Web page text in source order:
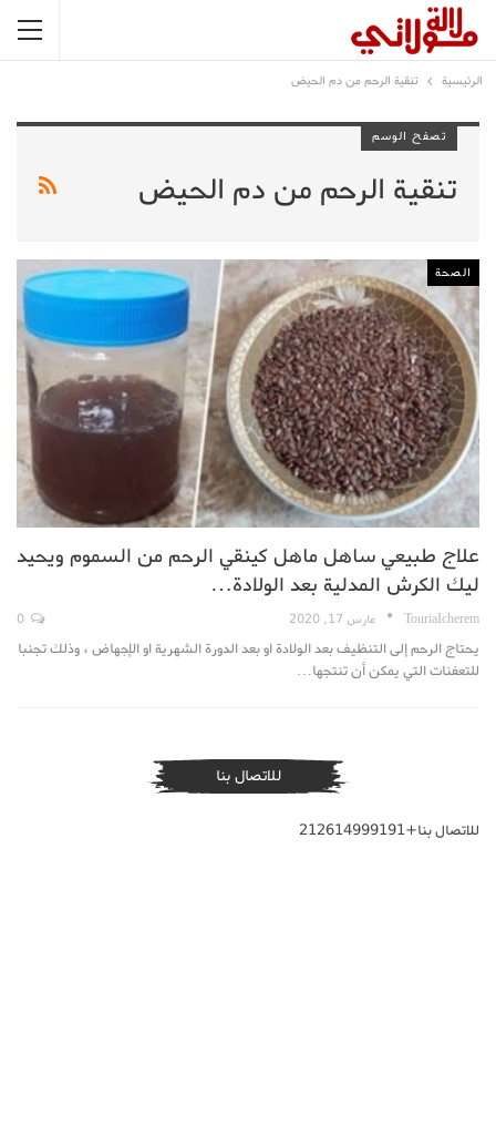
الرئيسية تنقية الرحم من دم الحيض
تصفح الوسم
تنقية الرحم من دم الحيض
الصحة
علاج طبيعي ساهل ماهل كينقي الرحم من السموم ويحيد
ليك الكرش المدلية بعد الولادة…
TouriaIcherem مارس 17, 2020
يحتاج الرحم إلى التنظيف بعد الولادة او بعد الدورة الشهرية او الإجهاض ، وذلك تجنبا
للتعفنات التي يمكن أن تنتجها…
للاتصال بنا
للاتصال بنا+212614999191